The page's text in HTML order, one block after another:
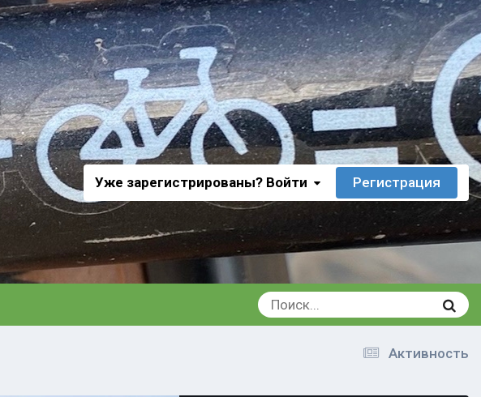
Уже зарегистрированы? Войти Регистрация
Активность